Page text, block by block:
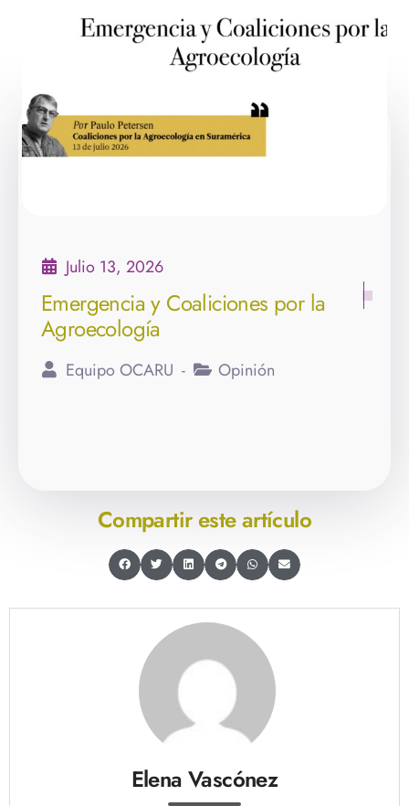
Julio 13, 2026
Emergencia y Coaliciones por la
Agroecología
Equipo OCARU Opinión
Compartir este artículo
Elena Vascónez